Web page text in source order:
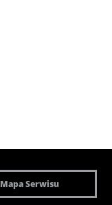
Mapa Serwisu